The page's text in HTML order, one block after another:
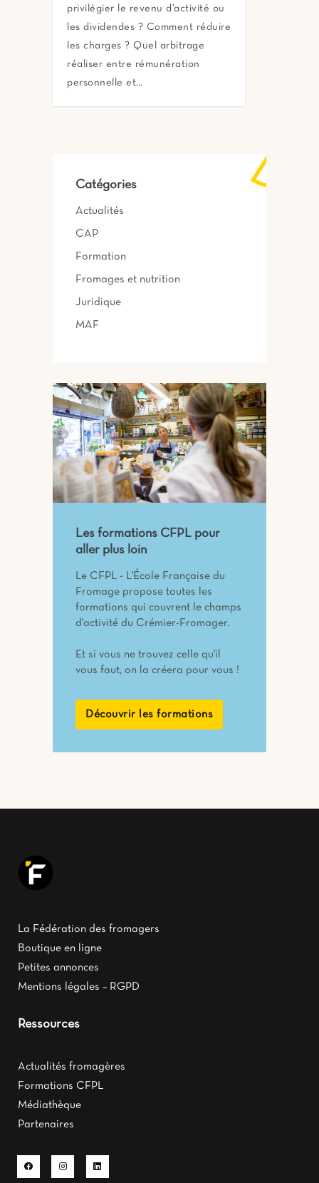
privilégier le revenu d’activité ou
les dividendes ? Comment réduire
les charges ? Quel arbitrage
réaliser entre rémunération
personnelle et…
Catégories
Actualités
CAP
Formation
Fromages et nutrition
Juridique
MAF
Les formations CFPL pour
aller plus loin
Le CFPL - L'École Française du
Fromage propose toutes les
formations qui couvrent le champs
d'activité du Crémier-Fromager.
Et si vous ne trouvez celle qu'il
vous faut, on la créera pour vous !
Découvrir les formations
La Fédération des fromagers
Boutique en ligne
Petites annonces
Mentions légales – RGPD
Ressources
Actualités fromagères
Formations CFPL
Médiathèque
Partenaires